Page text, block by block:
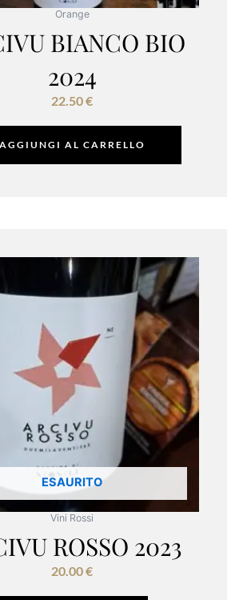
Orange
BIANCO BIO
2024
22.50€
AGGIUNGI AL CARRELLO
ESAURITO
Vini Rossi
ROSSO 2023
20.00€